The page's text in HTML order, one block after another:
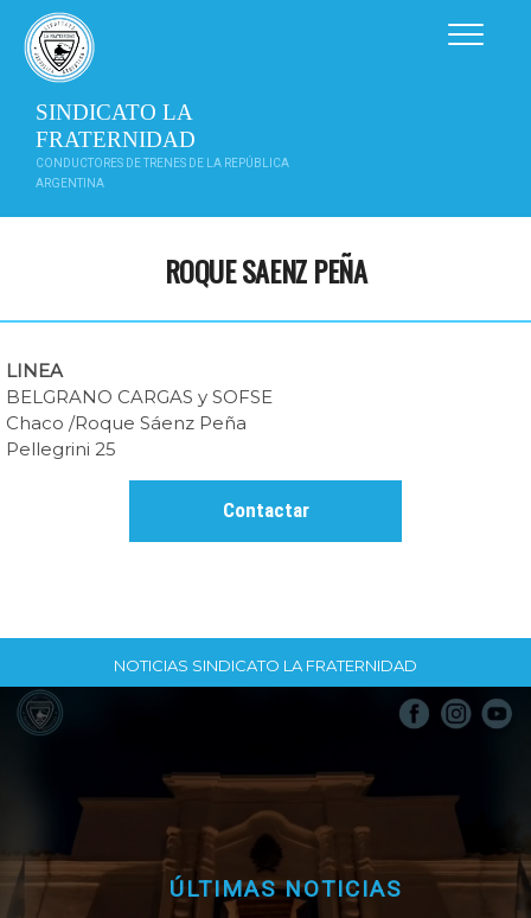
contenido
SINDICATO LA
FRATERNIDAD
CONDUCTORES DE TRENES DE LA REPÚBLICA
ARGENTINA
ROQUE SAENZ PEÑA
LINEA
BELGRANO CARGAS y SOFSE
Chaco /Roque Sáenz Peña
Pellegrini 25
Contactar
NOTICIAS SINDICATO LA FRATERNIDAD
ÚLTIMAS NOTICIAS